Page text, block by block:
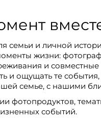
и личной
жизни:
и
ощущать те события,
семье, с нашими
событий.